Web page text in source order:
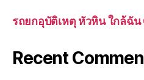
รถยกอุบัติเหตุ หัวหิน ใกล้ฉั
Recent